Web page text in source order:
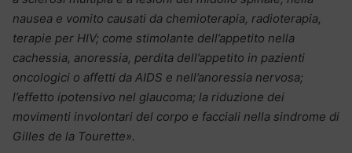
nausea e vomito causati da chemioterapia, radioterapia,
terapie per HIV; come stimolante dell’appetito nella
cachessia, anoressia, perdita dell’appetito in pazienti
oncologici o affetti da AIDS e nell’anoressia nervosa;
l’effetto ipotensivo nel glaucoma; la riduzione dei
movimenti involontari del corpo e facciali nella sindrome di
Gilles de la Tourette».